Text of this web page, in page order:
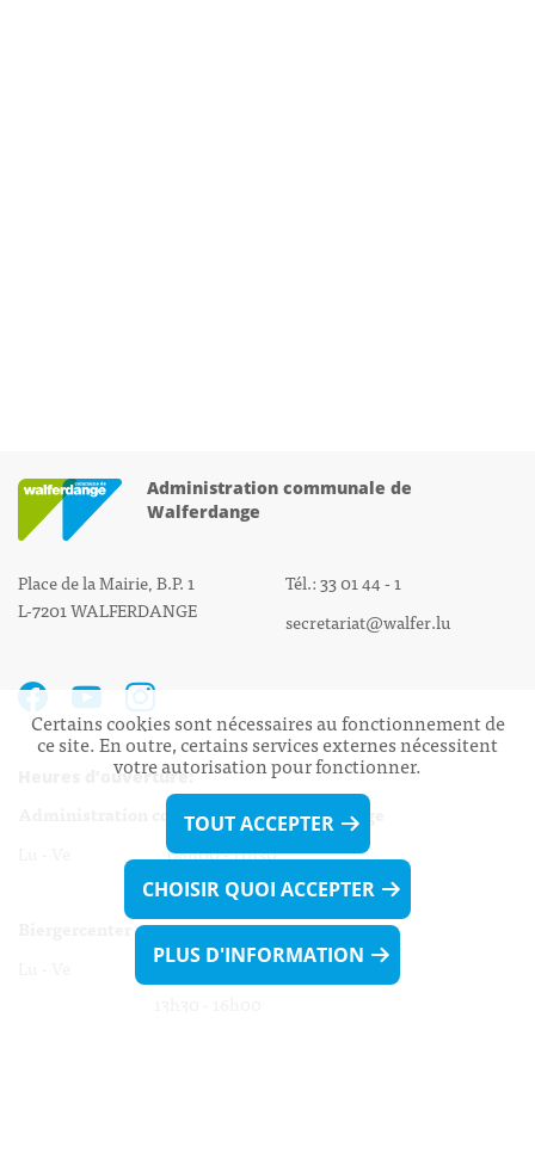
Administration communale de
Walferdange
Place de la Mairie, B.P. 1
L-7201 WALFERDANGE
Tél.: 33 01 44 - 1
secretariat@walfer.lu
Heures d’ouverture:
Administration communale de Walferdange
Lu - Ve 08h00 - 11h30
13h30 - 16h00
Biergercenter
Lu - Ve 08h00 - 11h30
Certains cookies sont nécessaires au fonctionnement de
ce site. En outre, certains services externes nécessitent
votre autorisation pour fonctionner.
TOUT ACCEPTER
CHOISIR QUOI ACCEPTER
PLUS D'INFORMATION